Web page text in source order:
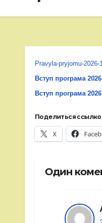
Pravyla-pryjomu-2026-
Вступ програма
Вступ програма
Поделиться
X
Один